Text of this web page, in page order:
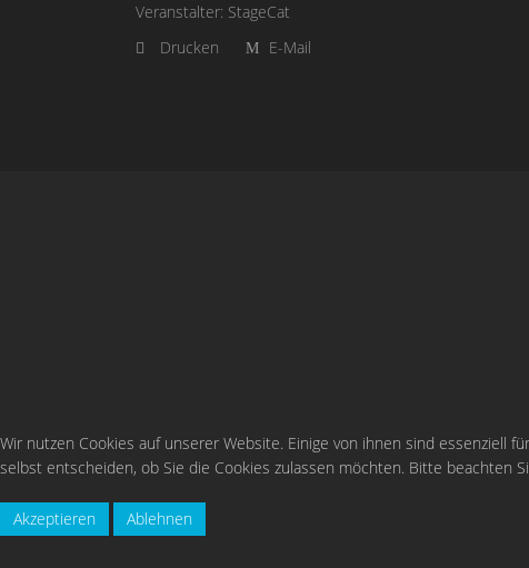
Veranstalter: StageCat
Drucken
E-Mail
Lank:
Buchhandlung Mrs.Books, Tel. o2150 / 5437
Wir nutzen Cookies auf unserer Website. Einige von ihnen sind essenziell
selbst entscheiden, ob Sie die Cookies zulassen möchten. Bitte beachten
Akzeptieren
Ablehnen